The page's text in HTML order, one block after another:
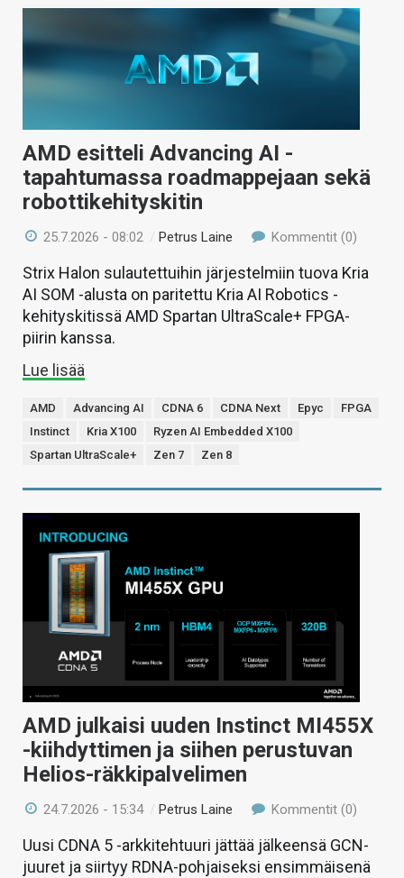
AMD esitteli Advancing AI -
tapahtumassa roadmappejaan sekä
robottikehityskitin
25.7.2026 - 08:02 /Petrus Laine Kommentit (0)
Strix Halon sulautettuihin järjestelmiin tuova Kria
AI SOM -alusta on paritettu Kria AI Robotics -
kehityskitissä AMD Spartan UltraScale+ FPGA-
piirin kanssa.
Lue lisää
AMD Advancing AI CDNA 6 CDNA Next Epyc
FPGA
Instinct
Kria X100
Ryzen AI Embedded X100
Spartan UltraScale+
Zen 7 Zen 8
AMD julkaisi uuden Instinct MI455X
-kiihdyttimen ja siihen perustuvan
Helios-räkkipalvelimen
24.7.2026 - 15:34 / Petrus Laine Kommentit (0)
Uusi CDNA 5 -arkkitehtuuri jättää jälkeensä GCN-
juuret ja siirtyy RDNA-pohjaiseksi ensimmäisenä